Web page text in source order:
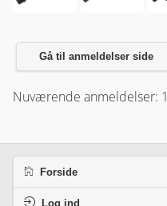
Gå til anmeldelser side
Nuværende anmeldelser: 1
Forside
Log ind